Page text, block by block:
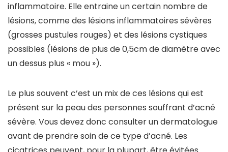
inflammatoire. Elle entraine un certain nombre de
lésions, comme des lésions inflammatoires sévères
(grosses pustules rouges) et des lésions cystiques
possibles (lésions de plus de 0,5cm de diamètre avec
un dessus plus « mou »).
Le plus souvent c’est un mix de ces lésions qui est
présent sur la peau des personnes souffrant d’acné
sévère. Vous devez donc consulter un dermatologue
avant de prendre soin de ce type d’acné. Les